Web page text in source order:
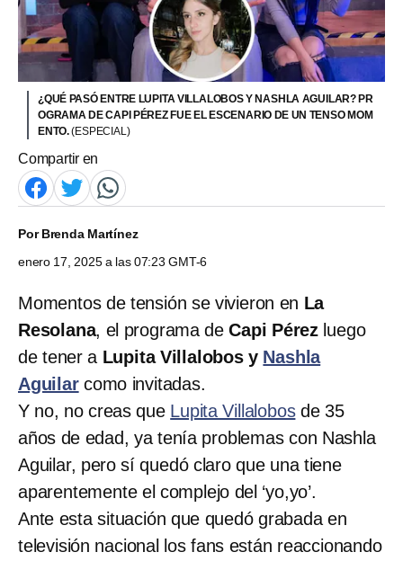
¿QUÉ PASÓ ENTRE LUPITA VILLALOBOS Y NASHLA AGUILAR? PR
OGRAMA DE CAPI PÉREZ FUE EL ESCENARIO DE UN TENSO MOM
ENTO.(ESPECIAL)
Compartir en
PorBrenda Martínez
enero 17, 2025 a las 07:23 GMT-6
Momentos de tensión se vivieron en La
Resolana, el programa deCapi Pérez luego
de tener a Lupita Villalobos y Nashla
Aguilar como invitadas.
Y no, no creas que Lupita Villalobosde 35
años de edad, ya tenía problemas con Nashla
Aguilar, pero sí quedó claro que una tiene
aparentemente el complejo del ‘yo,yo’.
Ante esta situación que quedó grabada en
televisión nacional los fans están reaccionando